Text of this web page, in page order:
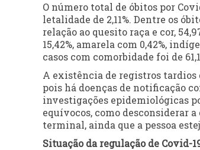
O número total de óbitos por
letalidade de 2,11%. Dentre os
relação ao quesito raça e cor,
15,42%, amarela com 0,42%,
casos com comorbidade foi de
A existência de registros tardios
pois há doenças de notificação
investigações epidemiológicas
equívocos, como desconsiderar
terminal, ainda que a pessoa
Situação da regulação de Covid-